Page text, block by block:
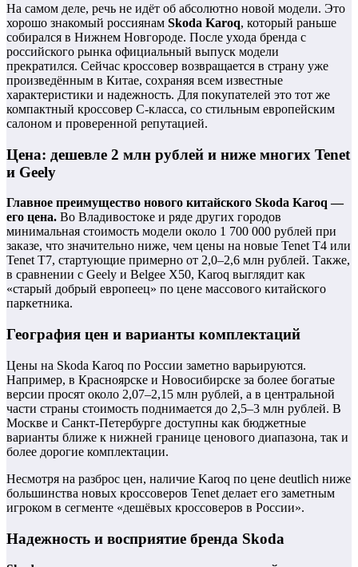
На самом деле, речь не идёт об абсолютно новой модели. Это
хорошо знакомый россиянам Skoda Karoq, который раньше
собирался в Нижнем Новгороде. После ухода бренда с
российского рынка официальный выпуск модели
прекратился. Сейчас кроссовер возвращается в страну уже
произведённым в Китае, сохраняя всем известные
характеристики и надежность. Для покупателей это тот же
компактный кроссовер C‑класса, со стильным европейским
салоном и проверенной репутацией.
Цена: дешевле 2 млн рублей и ниже многих Tenet
и Geely
Главное преимущество нового китайского Skoda Karoq —
его цена. Во Владивостоке и ряде других городов
минимальная стоимость модели около 1 700 000 рублей при
заказе, что значительно ниже, чем цены на новые Tenet T4 или
Tenet T7, стартующие примерно от 2,0–2,6 млн рублей. Также,
в сравнении с Geely и Belgee X50, Karoq выглядит как
«старый добрый европеец» по цене массового китайского
паркетника.
География цен и варианты комплектаций
Цены на Skoda Karoq по России заметно варьируются.
Например, в Красноярске и Новосибирске за более богатые
версии просят около 2,07–2,15 млн рублей, а в центральной
части страны стоимость поднимается до 2,5–3 млн рублей. В
Москве и Санкт-Петербурге доступны как бюджетные
варианты ближе к нижней границе ценового диапазона, так и
более дорогие комплектации.
Несмотря на разброс цен, наличие Karoq по цене deutlich ниже
большинства новых кроссоверов Tenet делает его заметным
игроком в сегменте «дешёвых кроссоверов в России».
Надежность и восприятие бренда Skoda